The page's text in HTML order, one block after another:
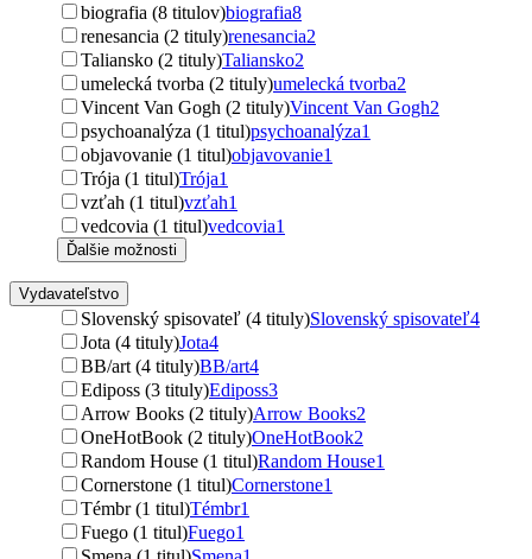
biografia (8 titulov)biografia8
renesancia (2 tituly)renesancia2
Taliansko (2 tituly)Taliansko2
umelecká tvorba (2 tituly)umelecká tvorba2
Vincent Van Gogh (2 tituly)Vincent Van Gogh2
psychoanalýza (1 titul)psychoanalýza1
objavovanie (1 titul)objavovanie1
Trója (1 titul)Trója1
vzťah (1 titul)vzťah1
vedcovia (1 titul)vedcovia1
Ďalšie možnosti
Vydavateľstvo
Slovenský spisovateľ (4 tituly)Slovenský spisovateľ4
Jota (4 tituly)Jota4
BB/art (4 tituly)BB/art4
Ediposs (3 tituly)Ediposs3
Arrow Books (2 tituly)Arrow Books2
OneHotBook (2 tituly)OneHotBook2
Random House (1 titul)Random House1
Cornerstone (1 titul)Cornerstone1
Témbr (1 titul)Témbr1
Fuego (1 titul)Fuego1